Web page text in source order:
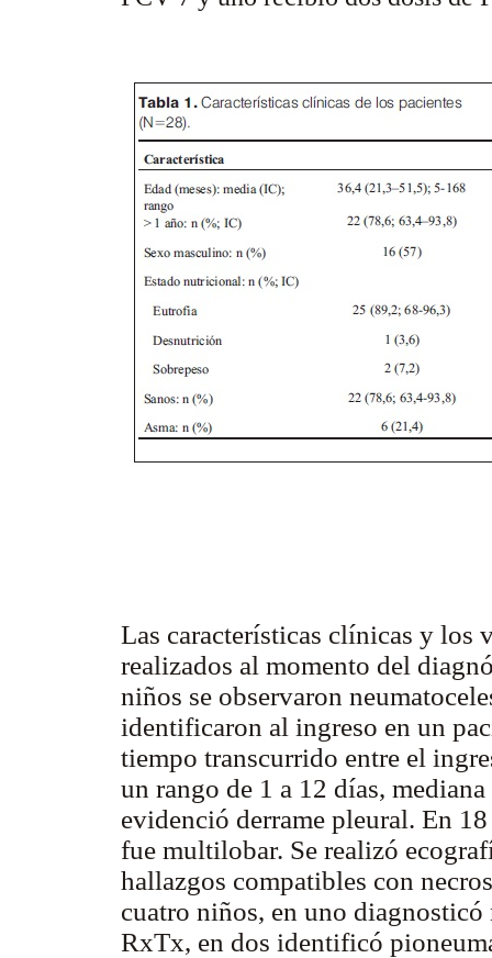
Las características clínicas y los
realizados al momento del
niños se observaron
identificaron al ingreso en un
tiempo transcurrido entre el
un rango de 1 a 12 días,
evidenció derrame pleural. En
fue multilobar. Se realizó
hallazgos compatibles con
cuatro niños, en uno
RxTx, en dos identificó